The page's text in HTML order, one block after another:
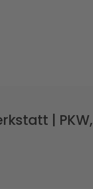
| PKW,